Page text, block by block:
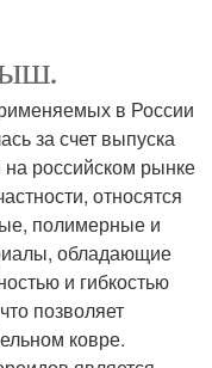
в России
за счет выпуска
российском рынке
относятся
полимерные и
обладающие
и гибкостью
позволяет
ковре.